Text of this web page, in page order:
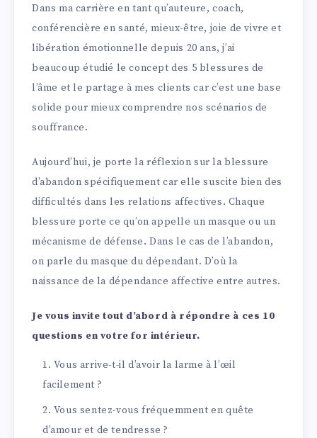
Dans ma carrière en tant qu’auteure, coach,
conférencière en santé, mieux-être, joie de vivre et
libération émotionnelle depuis 20 ans, j’ai
beaucoup étudié le concept des 5 blessures de
l’âme et le partage à mes clients car c’est une base
solide pour mieux comprendre nos scénarios de
souffrance.
Aujourd’hui, je porte la réflexion sur la blessure
d’abandon spécifiquement car elle suscite bien des
difficultés dans les relations affectives. Chaque
blessure porte ce qu’on appelle un masque ou un
mécanisme de défense. Dans le cas de l’abandon,
on parle du masque du dépendant. D’où la
naissance de la dépendance affective entre autres.
Je vous invite tout d’abord à répondre à ces 10
questions en votre for intérieur.
Vous arrive-t-il d’avoir la larme à l’œil
facilement ?
Vous sentez-vous fréquemment en quête
d’amour et de tendresse ?